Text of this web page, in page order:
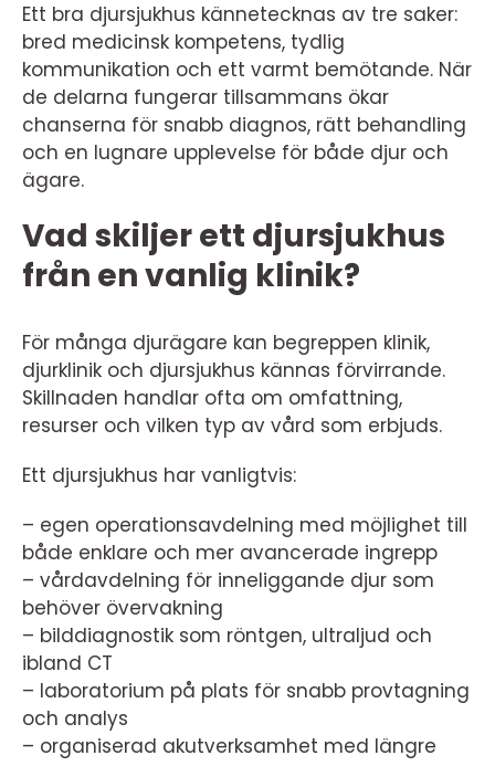
Ett bra djursjukhus kännetecknas av tre saker:
bred medicinsk kompetens, tydlig
kommunikation och ett varmt bemötande. När
de delarna fungerar tillsammans ökar
chanserna för snabb diagnos, rätt behandling
och en lugnare upplevelse för både djur och
ägare.
Vad skiljer ett djursjukhus
från en vanlig klinik?
För många djurägare kan begreppen klinik,
djurklinik och djursjukhus kännas förvirrande.
Skillnaden handlar ofta om omfattning,
resurser och vilken typ av vård som erbjuds.
Ett djursjukhus har vanligtvis:
– egen operationsavdelning med möjlighet till
både enklare och mer avancerade ingrepp
– vårdavdelning för inneliggande djur som
behöver övervakning
– bilddiagnostik som röntgen, ultraljud och
ibland CT
– laboratorium på plats för snabb provtagning
och analys
– organiserad akutverksamhet med längre